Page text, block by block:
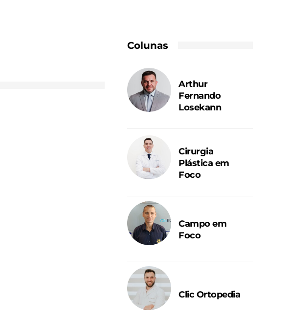
Colunas
Arthur
Fernando
Losekann
Cirurgia
Plástica em
Foco
Campo em
Foco
Clic Ortopedia